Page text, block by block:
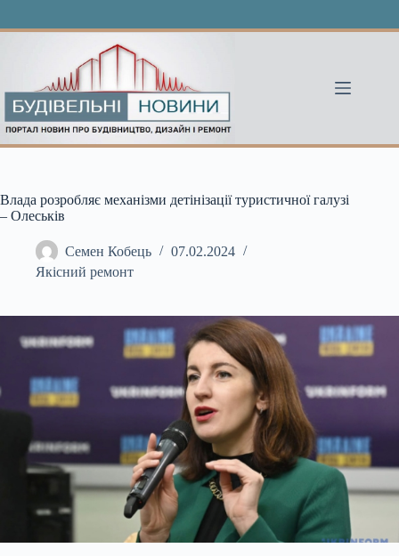
Влада розробляє механізми детінізації туристичної галузі
– Олеськів
Семен Кобець
07.02.2024
Якісний ремонт